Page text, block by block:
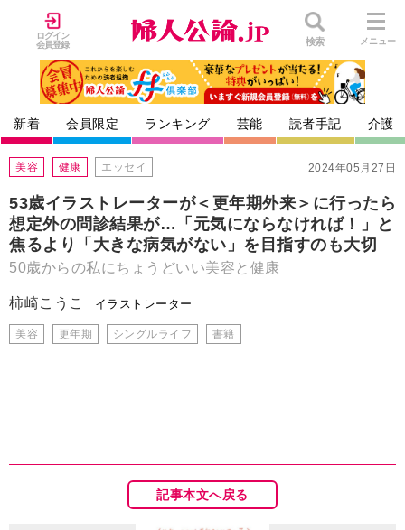
ログイン
会員登録
検索 メニュー
新着 会員限定 ランキング 芸能 読者手記 介護
2024年05月27日
美容 健康 エッセイ
53歳イラストレーターが＜更年期外来＞に行ったら
想定外の問診結果が…「元気にならなければ！」と
焦るより「大きな病気がない」を目指すのも大切
50歳からの私にちょうどいい美容と健康
柿崎こうこ イラストレーター
美容 更年期 シングルライフ 書籍
記事本文へ戻る